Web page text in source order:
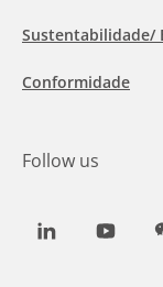
Sustentabilidade/
Conformidade
Follow us
LinkedIn